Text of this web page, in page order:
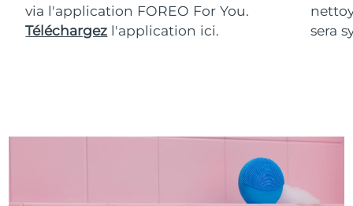
via l'application FOREO For You.
Téléchargez l'application ici.
sera